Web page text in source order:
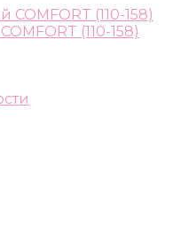
(110-158)